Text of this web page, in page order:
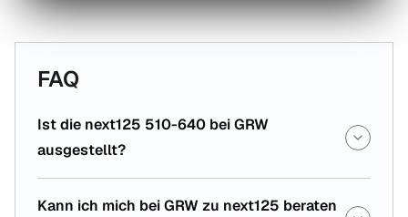
FAQ
Ist die next125 510-640 bei GRW
ausgestellt?
Kann ich mich bei GRW zu next125 beraten